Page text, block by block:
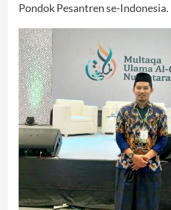
Pondok Pesantren se-Indonesia.